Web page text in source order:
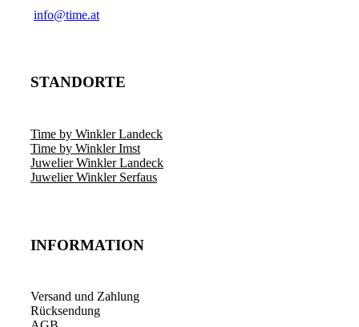
info@time.at
STANDORTE
Time by Winkler Landeck
Time by Winkler Imst
Juwelier Winkler Landeck
Juwelier Winkler Serfaus
INFORMATION
Versand und Zahlung
Rücksendung